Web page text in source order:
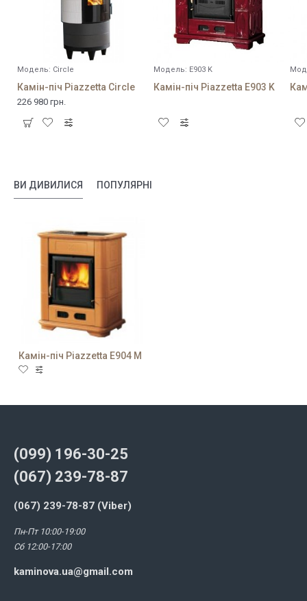
Модель: Circle
Камін-піч Piazzetta Circle
226 980 грн.
Модель: E903 K
Камін-піч Piazzetta E903 K
ВИ ДИВИЛИСЯ ПОПУЛЯРНІ
Камін-піч Piazzetta E904 M
(099) 196-30-25
(067) 239-78-87
(067) 239-78-87 (Viber)
Пн-Пт 10:00-19:00
Сб 12:00-17:00
kaminova.ua@gmail.com